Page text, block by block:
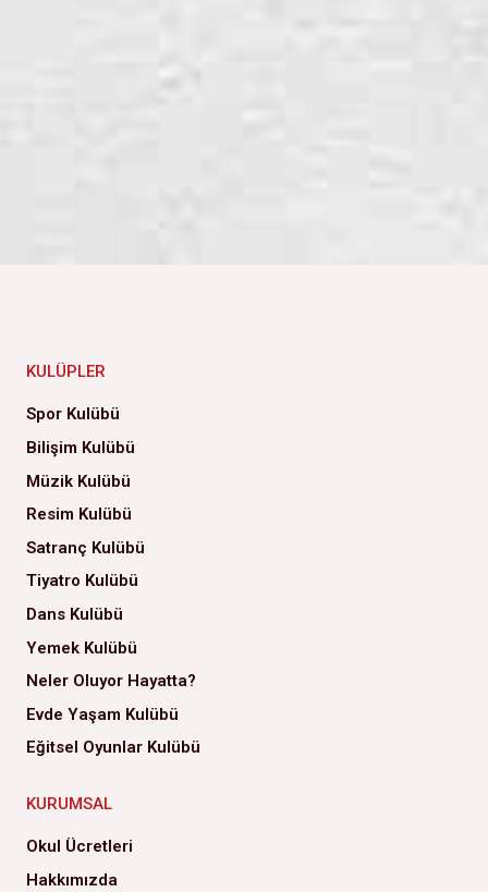
KULÜPLER
Spor Kulübü
Bilişim Kulübü
Müzik Kulübü
Resim Kulübü
Satranç Kulübü
Tiyatro Kulübü
Dans Kulübü
Yemek Kulübü
Neler Oluyor Hayatta?
Evde Yaşam Kulübü
Eğitsel Oyunlar Kulübü
KURUMSAL
Okul Ücretleri
Hakkımızda